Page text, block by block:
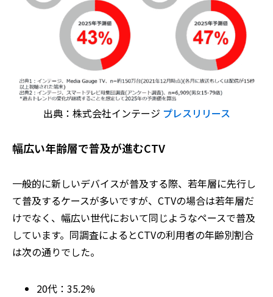
出典：株式会社インテージ プレスリリース
幅広い年齢層で普及が進むCTV
一般的に新しいデバイスが普及する際、若年層に先行し
て普及するケースが多いですが、CTVの場合は若年層だ
けでなく、幅広い世代において同じようなペースで普及
しています。同調査によるとCTVの利用者の年齢別割合
は次の通りでした。
20代：35.2%